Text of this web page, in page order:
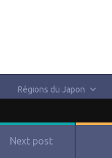
Régions du Japon
Next post